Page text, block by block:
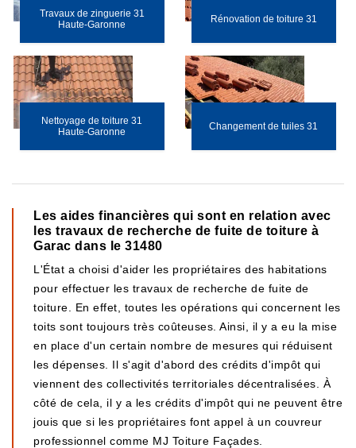
Travaux de zinguerie 31
Haute-Garonne
Rénovation de toiture 31
Nettoyage de toiture 31
Haute-Garonne
Changement de tuiles 31
Les aides financières qui sont en relation avec
les travaux de recherche de fuite de toiture à
Garac dans le 31480
L'État a choisi d'aider les propriétaires des habitations
pour effectuer les travaux de recherche de fuite de
toiture. En effet, toutes les opérations qui concernent les
toits sont toujours très coûteuses. Ainsi, il y a eu la mise
en place d'un certain nombre de mesures qui réduisent
les dépenses. Il s'agit d'abord des crédits d'impôt qui
viennent des collectivités territoriales décentralisées. À
côté de cela, il y a les crédits d'impôt qui ne peuvent être
jouis que si les propriétaires font appel à un couvreur
professionnel comme MJ Toiture Façades.